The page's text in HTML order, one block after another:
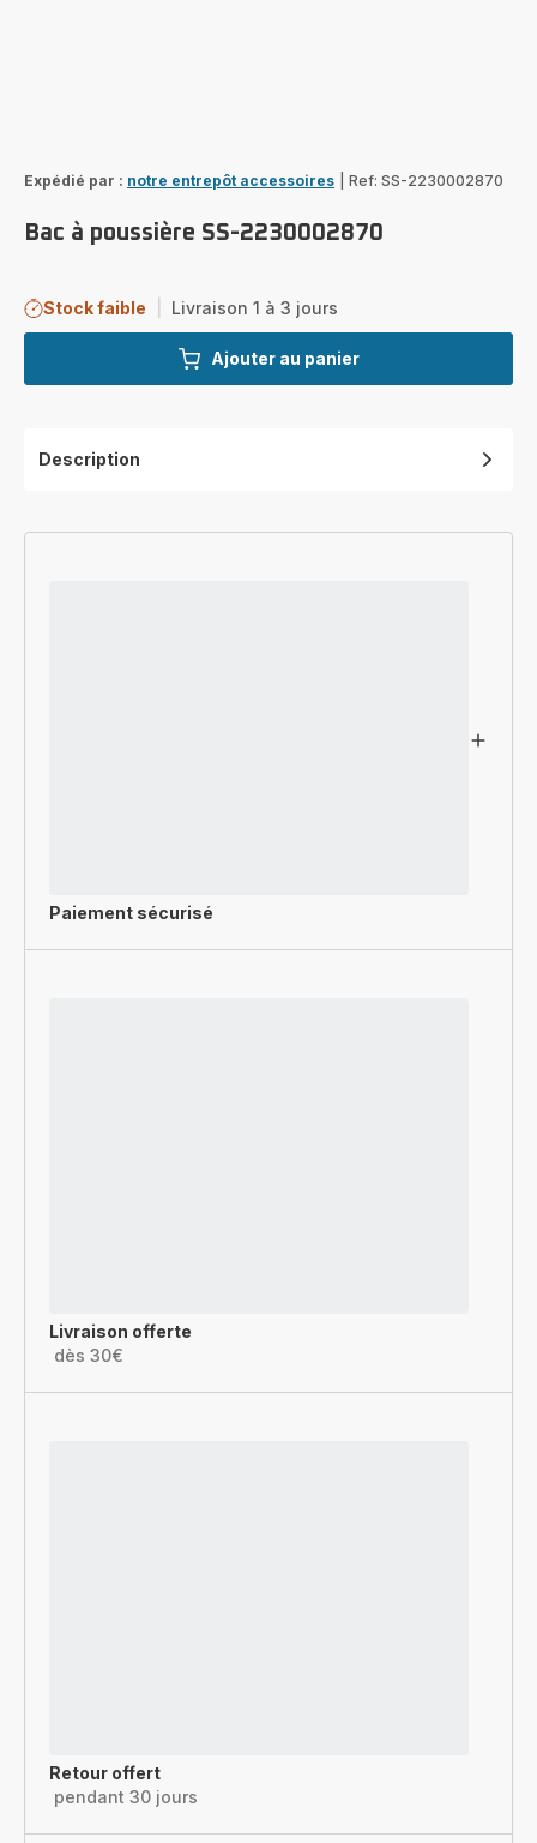
Expédié par : notre entrepôt accessoires Ref: SS-2230002870
Bac à poussière SS-2230002870
Stock faible Livraison 1 à 3 jours
Ajouter au panier
Description
Paiement sécurisé
Livraison offerte
dès 30€
Retour offert
pendant 30 jours